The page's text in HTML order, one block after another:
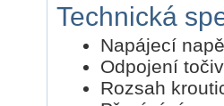
Technická
Napájecí
Odpojení
Rozsah